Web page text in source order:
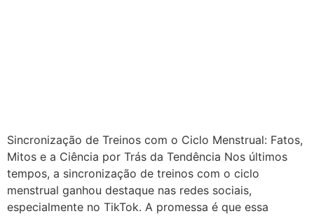
Sincronização de Treinos com o Ciclo Menstrual: Fatos,
Mitos e a Ciência por Trás da Tendência Nos últimos
tempos, a sincronização de treinos com o ciclo
menstrual ganhou destaque nas redes sociais,
especialmente no TikTok. A promessa é que essa